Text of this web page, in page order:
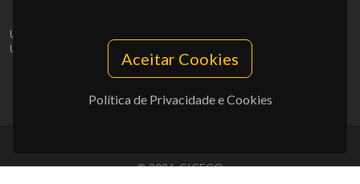
Aceitar Cookies
Política de Privacidade e Cookies
UID/PRR/50011/2025
UID/PRR2/50011/2025
10.54499/UID/PRR2/50011/2025
© 2026, CICECO